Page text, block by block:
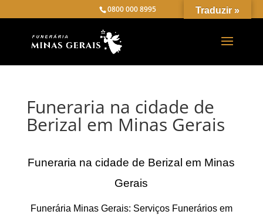
0800 000 8995
Funeraria na cidade de
Berizal em Minas Gerais
Funeraria na cidade de Berizal em Minas
Gerais
Funerária Minas Gerais: Serviços Funerários em
Traduzir »